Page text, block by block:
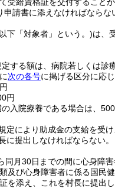
請書に添えなければなら
下「対象者」という。)は、
定する額は、病院若しくは診
次の各号に掲げる区分に応じ
円
入院療養である場合は、500
定により助成金の支給を受
に提出しなければならない。
同月30日までの間に心身障
及び心身障害者に係る国民
を添え、これを村長に提出